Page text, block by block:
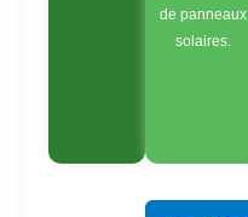
de panneaux
solaires.